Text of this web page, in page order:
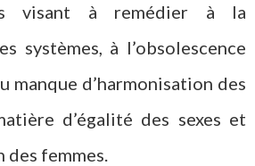
visant à remédier à la
systèmes, à l’obsolescence
manque d’harmonisation des
d’égalité des sexes et
des femmes.